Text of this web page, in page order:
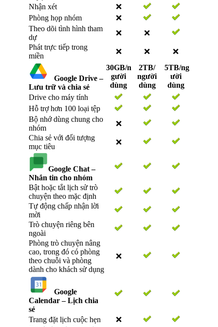
Nhận xét
❌
Phòng họp nhóm
❌
Theo dõi tình hình tham
dự
❌
❌
Phát trực tiếp trong
miền
❌ ❌ ❌
Google Drive –
Lưu trữ và chia sẻ
30GB/n
gười
dùng
2TB/
người
dùng
5TB/ng
ười
dùng
Drive cho máy tính
Hỗ trợ hơn 100 loại tệp
Bộ nhớ dùng chung cho
nhóm
❌
Chia sẻ với đối tượng
mục tiêu
❌
Google Chat –
Nhắn tin cho nhóm
Bật hoặc tắt lịch sử trò
chuyện theo mặc định
Tự động chấp nhận lời
mời
Trò chuyện riêng bên
ngoài
Phòng trò chuyện nâng
cao, trong đó có phòng
theo chuỗi và phòng
dành cho khách sử dụng
❌
Google
Calendar – Lịch chia
sẻ
Trang đặt lịch cuộc hẹn
❌